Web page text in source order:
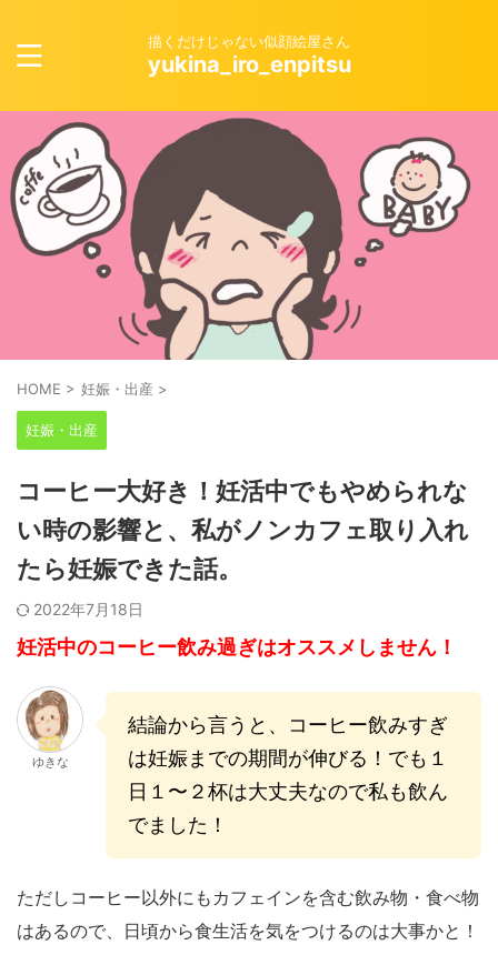
描くだけじゃない似顔絵屋さん
yukina_iro_enpitsu
HOME > 妊娠・出産 >
妊娠・出産
コーヒー大好き！妊活中でもやめられな
い時の影響と、私がノンカフェ取り入れ
たら妊娠できた話。
2022年7月18日
妊活中のコーヒー飲み過ぎはオススメしません！
ゆきな
結論から言うと、コーヒー飲みすぎ
は妊娠までの期間が伸びる！でも１
日１〜２杯は大丈夫なので私も飲ん
でました！
ただしコーヒー以外にもカフェインを含む飲み物・食べ物
はあるので、 日頃から食生活を気をつけるのは大事かと！